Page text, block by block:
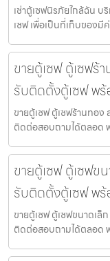
เช่าตู้เซฟนิรภัยใกล้ฉัน บ
เซฟ เพื่อเป็นที่เก็บของมี
ขายตู้เซฟ ตู้เซฟร้
รับติดตั้งตู้เซฟ พ
ขายตู้เซฟ ตู้เซฟร้านทอ
ติดต่อสอบถามได้ตลอด
ขายตู้เซฟ ตู้เซฟข
รับติดตั้งตู้เซฟ พ
ขายตู้เซฟ ตู้เซฟขนาดเ
ติดต่อสอบถามได้ตลอด